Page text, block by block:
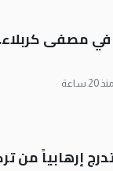
مصفى
منذ 20 ساعة
إرهابياً من